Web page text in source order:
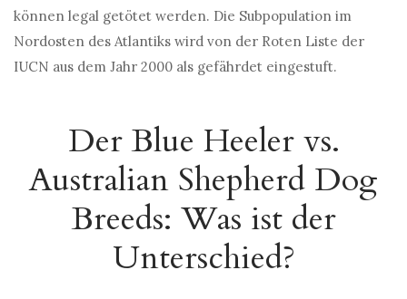
können legal getötet werden. Die Subpopulation im
Nordosten des Atlantiks wird von der Roten Liste der
IUCN aus dem Jahr 2000 als gefährdet eingestuft.
Der Blue Heeler vs.
Australian Shepherd Dog
Breeds: Was ist der
Unterschied?